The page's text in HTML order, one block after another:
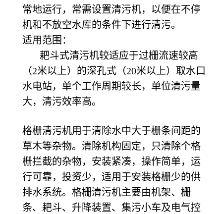
常地运行，常需设置清污机，以便在不停
机和不放空水库的条件下进行清污。
适用范围：
耙斗式清污机较适应于过栅流速较高
（2米以上）的深孔式（20米以上）取水口
水电站，单个工作周期较长，单位清污量
大，清污效率高。
格栅清污机用于清除水中大于栅条间距的
草木等杂物。清除机构固定，只清除个格
栅拦截的杂物，安装紧凑，操作简单，运
行可靠，投资少，适用于安装格栅少的供
排水系统。格栅清污机主要由机架、栅
条、耙斗、升降装置、集污小车及电气控